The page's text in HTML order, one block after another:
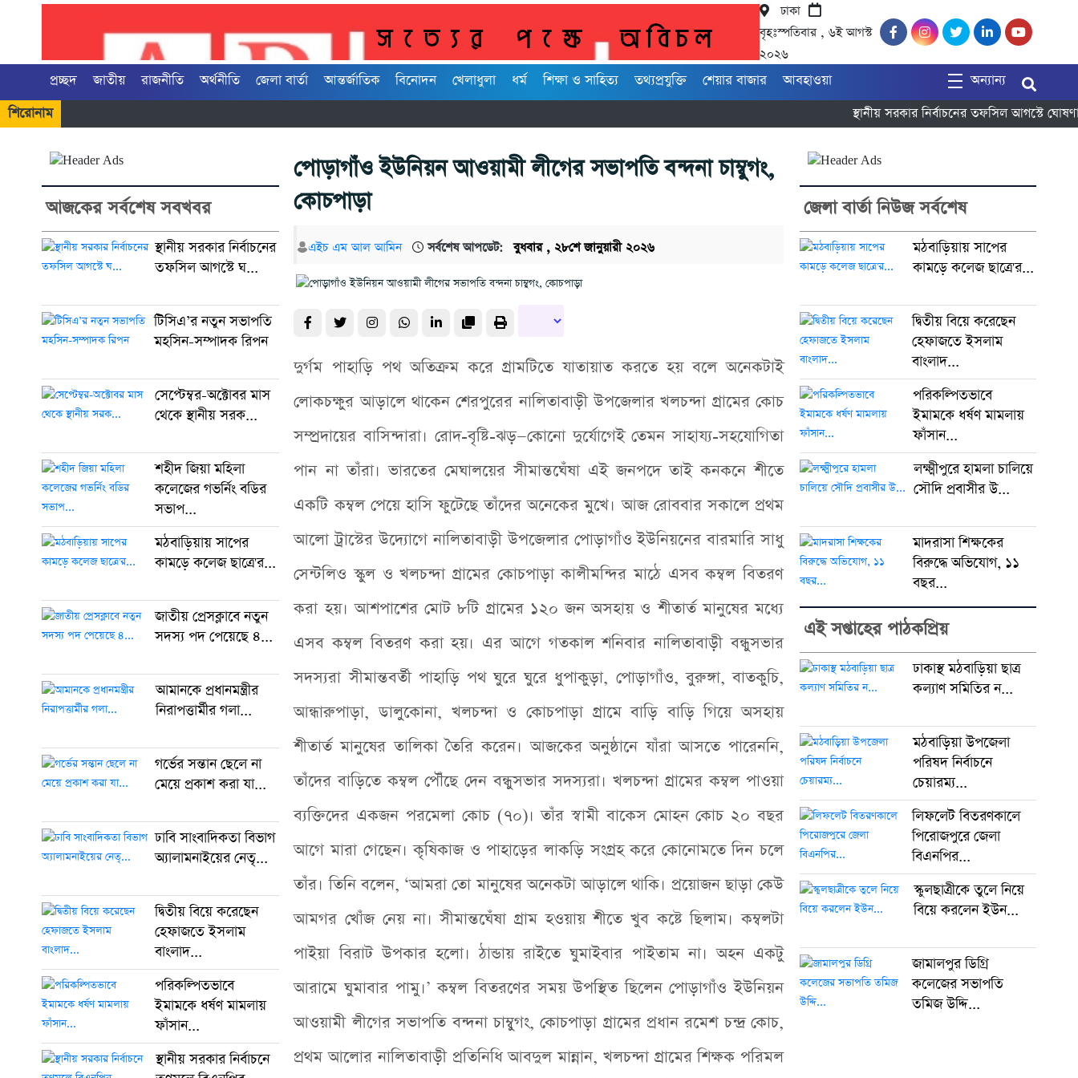
ঢাকা
বৃহঃস্পতিবার , ৬ই আগস্ট
২০২৬
প্রচ্ছদ জাতীয় রাজনীতি অর্থনীতি জেলা বার্তা আন্তর্জাতিক বিনোদন খেলাধুলা ধর্ম শিক্ষা ও সাহিত্য তথ্যপ্রযুক্তি শেয়ার বাজার আবহাওয়া
অন্যান্য
শিরোনাম
স্থানীয় সরকার নির্বাচনের তফসিল আগস্টে
আজকের সর্বশেষ সবখবর
স্থানীয় সরকার নির্বাচনের
তফসিল আগস্টে ঘ...
টিসিএ’র নতুন সভাপতি
মহসিন-সম্পাদক রিপন
সেপ্টেম্বর-অক্টোবর মাস
থেকে স্থানীয় সরক...
শহীদ জিয়া মহিলা
কলেজের গভর্নিং বডির
সভাপ...
মঠবাড়িয়ায় সাপের
কামড়ে কলেজ ছাত্রে'র...
জাতীয় প্রেসক্লাবে নতুন
সদস্য পদ পেয়েছে ৪...
আমানকে প্রধানমন্ত্রীর
নিরাপত্তার্মীর গলা...
গর্ভের সন্তান ছেলে না
মেয়ে প্রকাশ করা যা...
ঢাবি সাংবাদিকতা বিভাগ
অ্যালামনাইয়ের নেতৃ...
দ্বিতীয় বিয়ে করেছেন
হেফাজতে ইসলাম
বাংলাদ...
পরিকল্পিতভাবে
ইমামকে ধর্ষণ মামলায়
ফাঁসান...
স্থানীয় সরকার নির্বাচনে
পোড়াগাঁও ইউনিয়ন আওয়ামী লীগের সভাপতি বন্দনা চাম্বুগং,
কোচপাড়া
এইচ এম আল আমিন সর্বশেষ আপডেট: বুধবার , ২৮শে জানুয়ারী ২০২৬
দুর্গম পাহাড়ি পথ অতিক্রম করে গ্রামটিতে যাতায়াত করতে হয় বলে অনেকটাই
লোকচক্ষুর আড়ালে থাকেন শেরপুরের নালিতাবাড়ী উপজেলার খলচন্দা গ্রামের কোচ
সম্প্রদায়ের বাসিন্দারা। রোদ-বৃষ্টি-ঝড়—কোনো দুর্যোগেই তেমন সাহায্য-সহযোগিতা
পান না তাঁরা। ভারতের মেঘালয়ের সীমান্তঘেঁষা এই জনপদে তাই কনকনে শীতে
একটি কম্বল পেয়ে হাসি ফুটেছে তাঁদের অনেকের মুখে। আজ রোববার সকালে প্রথম
আলো ট্রাস্টের উদ্যোগে নালিতাবাড়ী উপজেলার পোড়াগাঁও ইউনিয়নের বারমারি সাধু
সেন্টলিও স্কুল ও খলচন্দা গ্রামের কোচপাড়া কালীমন্দির মাঠে এসব কম্বল বিতরণ
করা হয়। আশপাশের মোট ৮টি গ্রামের ১২০ জন অসহায় ও শীতার্ত মানুষের মধ্যে
এসব কম্বল বিতরণ করা হয়। এর আগে গতকাল শনিবার নালিতাবাড়ী বন্ধুসভার
সদস্যরা সীমান্তবর্তী পাহাড়ি পথ ঘুরে ঘুরে ধুপাকুড়া, পোড়াগাঁও, বুরুঙ্গা, বাতকুচি,
আন্ধারুপাড়া, ডালুকোনা, খলচন্দা ও কোচপাড়া গ্রামে বাড়ি বাড়ি গিয়ে অসহায়
শীতার্ত মানুষের তালিকা তৈরি করেন। আজকের অনুষ্ঠানে যাঁরা আসতে পারেননি,
তাঁদের বাড়িতে কম্বল পৌঁছে দেন বন্ধুসভার সদস্যরা। খলচন্দা গ্রামের কম্বল পাওয়া
ব্যক্তিদের একজন পরমেলা কোচ (৭০)। তাঁর স্বামী বাকেস মোহন কোচ ২০ বছর
আগে মারা গেছেন। কৃষিকাজ ও পাহাড়ের লাকড়ি সংগ্রহ করে কোনোমতে দিন চলে
তাঁর। তিনি বলেন, ‘আমরা তো মানুষের অনেকটা আড়ালে থাকি। প্রয়োজন ছাড়া কেউ
আমগর খোঁজ নেয় না। সীমান্তঘেঁষা গ্রাম হওয়ায় শীতে খুব কষ্টে ছিলাম। কম্বলটা
পাইয়া বিরাট উপকার হলো। ঠান্ডায় রাইতে ঘুমাইবার পাইতাম না। অহন একটু
আরামে ঘুমাবার পামু।’ কম্বল বিতরণের সময় উপস্থিত ছিলেন পোড়াগাঁও ইউনিয়ন
আওয়ামী লীগের সভাপতি বন্দনা চাম্বুগং, কোচপাড়া গ্রামের প্রধান রমেশ চন্দ্র কোচ,
প্রথম আলোর নালিতাবাড়ী প্রতিনিধি আবদুল মান্নান, খলচন্দা গ্রামের শিক্ষক পরিমল
জেলা বার্তা নিউজ সর্বশেষ
মঠবাড়িয়ায় সাপের
কামড়ে কলেজ ছাত্রে'র...
দ্বিতীয় বিয়ে করেছেন
হেফাজতে ইসলাম
বাংলাদ...
পরিকল্পিতভাবে
ইমামকে ধর্ষণ মামলায়
ফাঁসান...
লক্ষ্মীপুরে হামলা চালিয়ে
সৌদি প্রবাসীর উ...
মাদরাসা শিক্ষকের
বিরুদ্ধে অভিযোগ, ১১
বছর...
এই সপ্তাহের পাঠকপ্রিয়
ঢাকাস্থ মঠবাড়িয়া ছাত্র
কল্যাণ সমিতির ন...
মঠবাড়িয়া উপজেলা
পরিষদ নির্বাচনে
চেয়ারম্য...
লিফলেট বিতরণকালে
পিরোজপুরে জেলা
বিএনপির...
স্কুলছাত্রীকে তুলে নিয়ে
বিয়ে করলেন ইউন...
জামালপুর ডিগ্রি
কলেজের সভাপতি
তমিজ উদ্দি...